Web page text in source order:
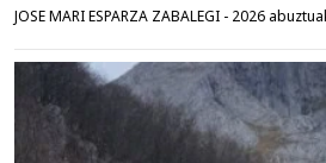
JOSE MARI ESPARZA ZABALEGI - 2026